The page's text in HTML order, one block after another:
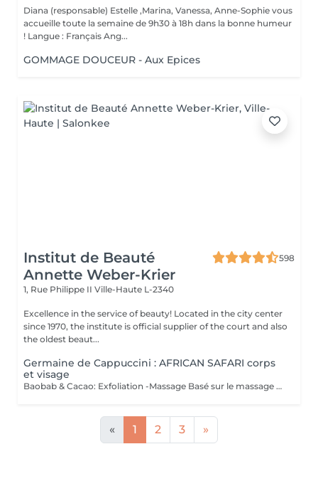
Diana (responsable) Estelle ,Marina, Vanessa, Anne-Sophie vous
accueille toute la semaine de 9h30 à 18h dans la bonne humeur
! Langue : Français Ang...
GOMMAGE DOUCEUR - Aux Epices
Institut de Beauté
Annette Weber-Krier
598
1, Rue Philippe II Ville-Haute L-2340
Excellence in the service of beauty! Located in the city center
since 1970, the institute is official supplier of the court and also
the oldest beaut...
Germaine de Cappuccini : AFRICAN SAFARI corps
et visage
Baobab & Cacao: Exfoliation -Massage Basé sur le massage Hilotra de Madagascar, il combine des techniques ancestrales africaines et asiatiques pour générer une sensation de connexion avec la nature et un équilibre corporel. AFRICAN BLISS : Massage SWEET Maternity: Basé sur la technique du drainage lymphatique, ce rituel combine des mouvements ascendants et des mouvements enveloppants qui favorisent une sensation de légèreté et de confort immédiate dans les jambes Light Legs : Basé sur la technique du drainage lymphatique, ce rituel combine des mouvements ascendants et des mouvements enveloppants qui favorisent une sensation de légèreté et de confort immédiate dans les jambes
« 1 2 3 »